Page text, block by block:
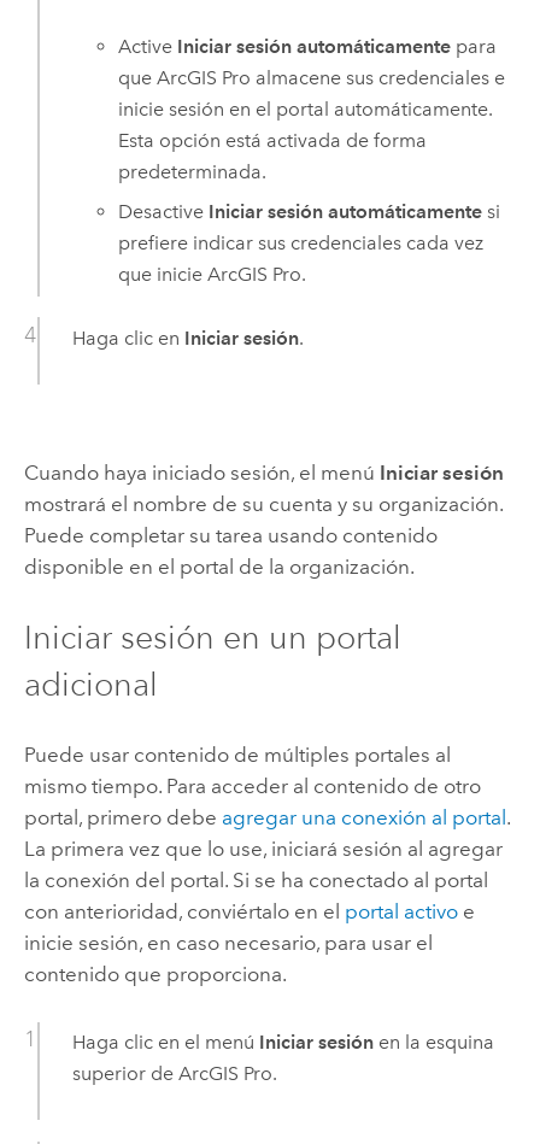
Active Iniciar sesión automáticamente para
queArcGIS Pro almacene sus credenciales e
inicie sesión en el portal automáticamente.
Esta opción está activada de forma
predeterminada.
Desactive Iniciar sesión automáticamente si
prefiere indicar sus credenciales cada vez
que inicieArcGIS Pro.
Haga clic en Iniciar sesión.
Cuando haya iniciado sesión, el menú Iniciar sesión
mostrará el nombre de su cuenta y su organización.
Puede completar su tarea usando contenido
disponible en el portal de la organización.
Iniciar sesión en un portal
adicional
Puede usar contenido de múltiples portales al
mismo tiempo. Para acceder al contenido de otro
portal, primero debe agregar una conexión al portal .
La primera vez que lo use, iniciará sesión al agregar
la conexión del portal. Si se ha conectado al portal
con anterioridad, conviértalo en el portal activoe
inicie sesión, en caso necesario, para usar el
contenido que proporciona.
Haga clic en el menú Iniciar sesiónen la esquina
superior de ArcGIS Pro.